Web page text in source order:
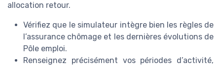
allocation retour.
Vérifiez que le simulateur intègre bien les règles de
l’assurance chômage et les dernières évolutions de
Pôle emploi.
Renseignez précisément vos périodes d’activité,